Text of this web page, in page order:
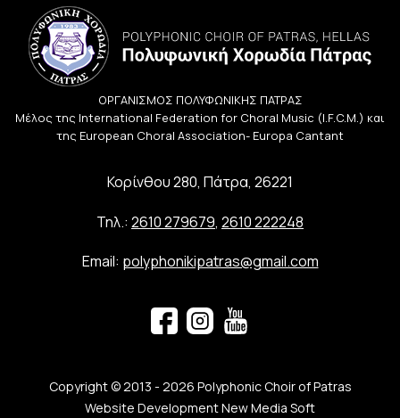
ΟΡΓΑΝΙΣΜΟΣ ΠΟΛΥΦΩΝΙΚΗΣ ΠΑΤΡΑΣ
Μέλος της International Federation for Choral Music (I.F.C.M.) και
της European Choral Association- Europa Cantant
Κορίνθου 280, Πάτρα, 26221
Τηλ.: 2610 279679, 2610 222248
Email: polyphonikipatras@gmail.com
Copyright © 2013 - 2026 Polyphonic Choir of Patras
Website Development New Media Soft